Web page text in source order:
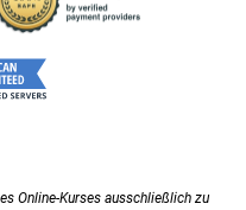
Online-Kurses ausschließlich zu